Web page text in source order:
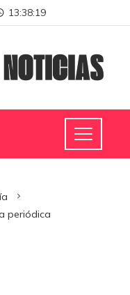
13:38:20
periódica